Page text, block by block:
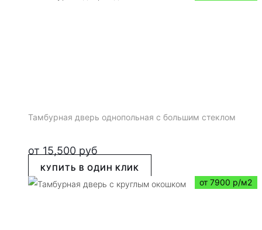
Тамбурная дверь однопольная с большим стеклом
от 15,500 руб
КУПИТЬ В ОДИН КЛИК
от 7900 р/м2